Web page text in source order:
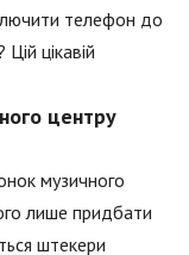
телефон до
цікавій
центру
музичного
лише придбати
штекери